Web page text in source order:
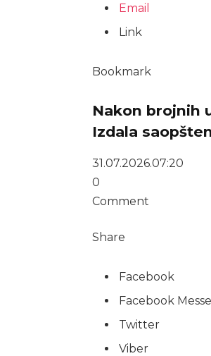
Email
Link
Bookmark
Nakon brojnih
Izdala
31.07.2026.07:20
0
Comment
Share
Facebook
Facebook
Twitter
Viber